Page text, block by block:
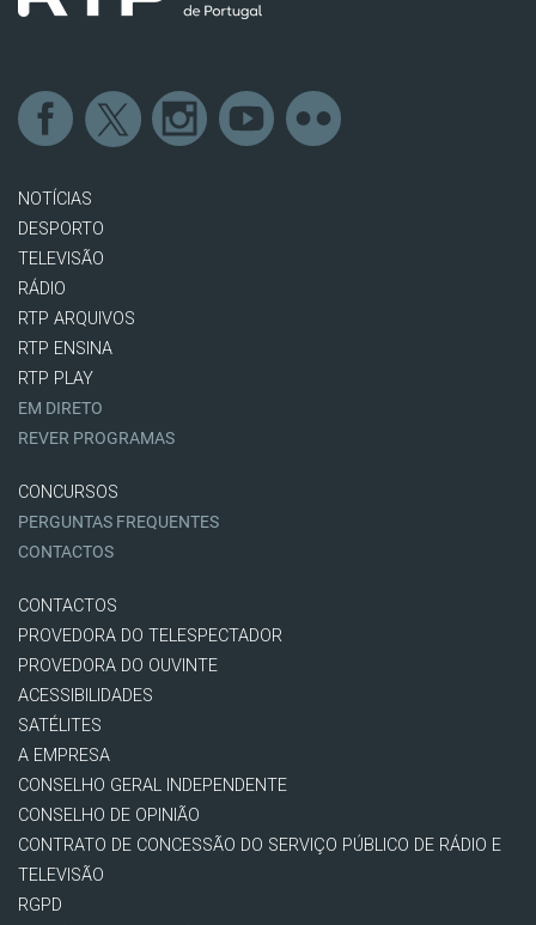
NOTÍCIAS
DESPORTO
TELEVISÃO
RÁDIO
RTP ARQUIVOS
RTP ENSINA
RTP PLAY
EM DIRETO
REVER PROGRAMAS
CONCURSOS
PERGUNTAS FREQUENTES
CONTACTOS
CONTACTOS
PROVEDORA DO TELESPECTADOR
PROVEDORA DO OUVINTE
ACESSIBILIDADES
SATÉLITES
A EMPRESA
CONSELHO GERAL INDEPENDENTE
CONSELHO DE OPINIÃO
CONTRATO DE CONCESSÃO DO SERVIÇO PÚBLICO DE RÁDIO E
TELEVISÃO
RGPD